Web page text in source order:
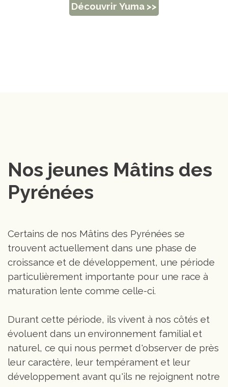
Découvrir Yuma >>
Nos jeunes Mâtins des
Pyrénées
Certains de nos Mâtins des Pyrénées se
trouvent actuellement dans une phase de
croissance et de développement, une période
particulièrement importante pour une race à
maturation lente comme celle-ci.
Durant cette période, ils vivent à nos côtés et
évoluent dans un environnement familial et
naturel, ce qui nous permet d'observer de près
leur caractère, leur tempérament et leur
développement avant qu'ils ne rejoignent notre